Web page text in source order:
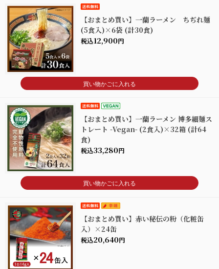
【おまとめ買い】一蘭ラーメン ちぢれ麺
(5食入)×6袋 (計30食)
税込12,900円
買い物かごに入れる
【おまとめ買い】一蘭ラーメン 博多細麺ス
トレート -Vegan- (2食入)×32箱 (計64
食)
税込33,280円
買い物かごに入れる
【おまとめ買い】赤い秘伝の粉（化粧缶
入）×24缶
税込20,640円